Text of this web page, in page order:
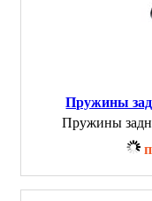
Пружины
Пружины